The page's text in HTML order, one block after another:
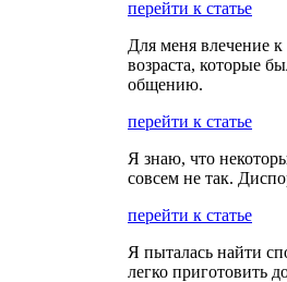
перейти к статье
Для меня влечение
возраста, которые
общению.
перейти к статье
Я знаю, что
совсем не так.
перейти к статье
Я пыталась найти
легко приготовить